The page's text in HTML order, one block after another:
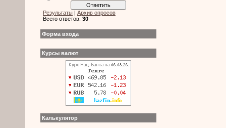
Результаты | Архив опросов
Всего ответов: 30
Форма входа
Курсы валют
Калькулятор